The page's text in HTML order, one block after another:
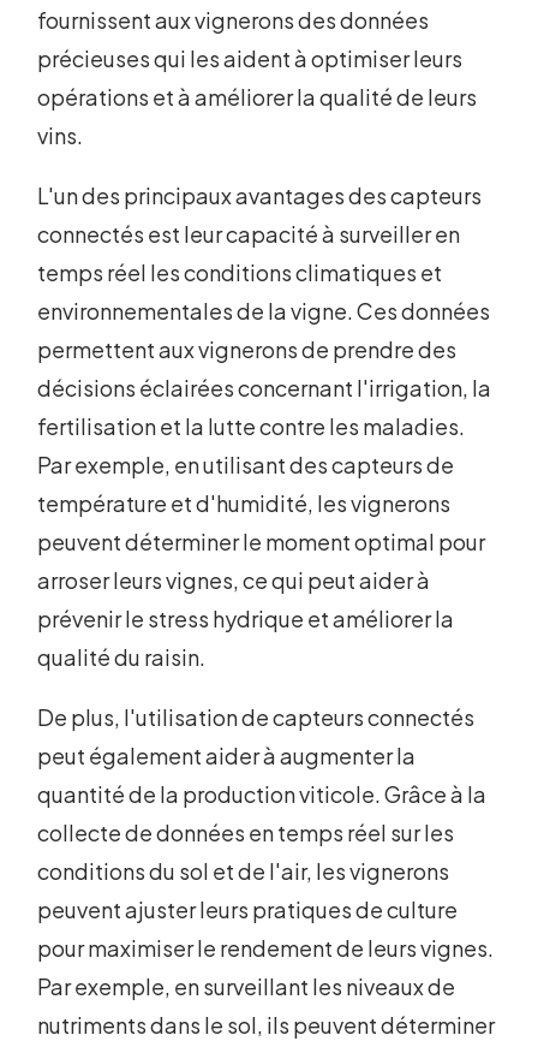
fournissent aux vignerons des données
précieuses qui les aident à optimiser leurs
opérations et à améliorer la qualité de leurs
vins.
L'un des principaux avantages des capteurs
connectés est leur capacité à surveiller en
temps réel les conditions climatiques et
environnementales de la vigne. Ces données
permettent aux vignerons de prendre des
décisions éclairées concernant l'irrigation, la
fertilisation et la lutte contre les maladies.
Par exemple, en utilisant des capteurs de
température et d'humidité, les vignerons
peuvent déterminer le moment optimal pour
arroser leurs vignes, ce qui peut aider à
prévenir le stress hydrique et améliorer la
qualité du raisin.
De plus, l'utilisation de capteurs connectés
peut également aider à augmenter la
quantité de la production viticole. Grâce à la
collecte de données en temps réel sur les
conditions du sol et de l'air, les vignerons
peuvent ajuster leurs pratiques de culture
pour maximiser le rendement de leurs vignes.
Par exemple, en surveillant les niveaux de
nutriments dans le sol, ils peuvent déterminer